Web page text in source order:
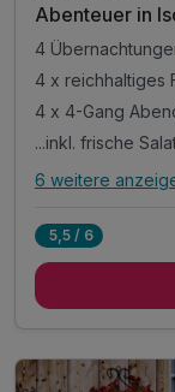
Abenteuer in
4
4 x reichhaltiges
4 x 4-Gang
...inkl. frische
Alle
4 x reichhaltiges
...wöchentlich
6 weitere
5,5 / 6